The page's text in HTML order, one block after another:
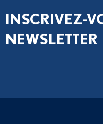
INSCRIVEZ-
NEWSLETTER